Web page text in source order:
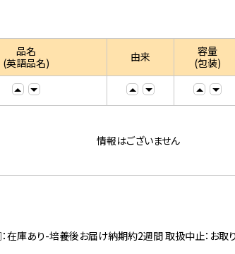
品名
(英語品名)
由来
容量
(包装)
情報はございません
庫あり-培養後お届け納期約2週間 取扱中止：お取り